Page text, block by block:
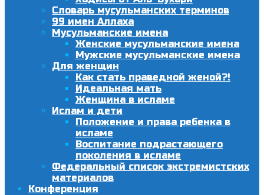
Словарь мусульманских терминов
99 имен Аллаха
Мусульманские имена
Женские мусульманские имена
Мужские мусульманские имена
Для женщин
Как стать праведной женой?!
Идеальная мать
Женщина в исламе
Ислам и дети
Положение и права ребенка в
исламе
Воспитание подрастающего
поколения в исламе
Федеральный список экстремистских
материалов
Конференция